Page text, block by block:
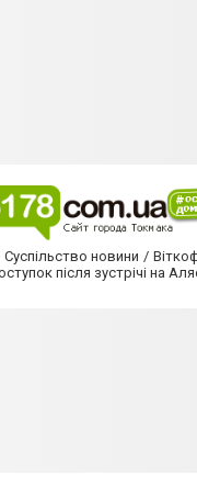
Суспільство новини
після зустрічі на